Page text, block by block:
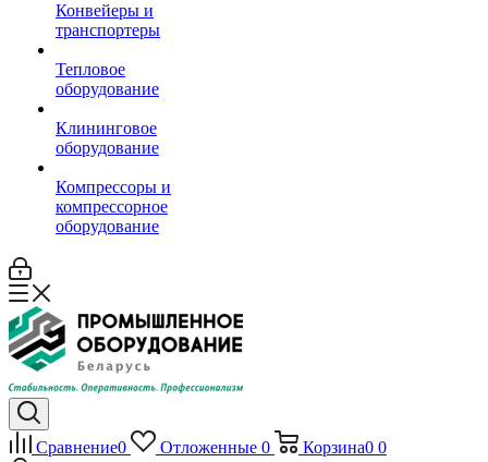
Конвейеры и
транспортеры
Тепловое
оборудование
Клининговое
оборудование
Компрессоры и
компрессорное
оборудование
Сравнение0 Отложенные 0 Корзина0 0